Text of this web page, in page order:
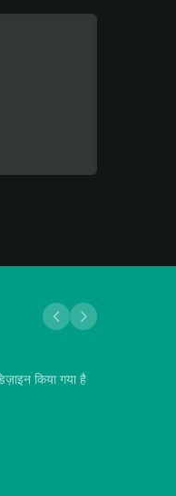
किया गया है